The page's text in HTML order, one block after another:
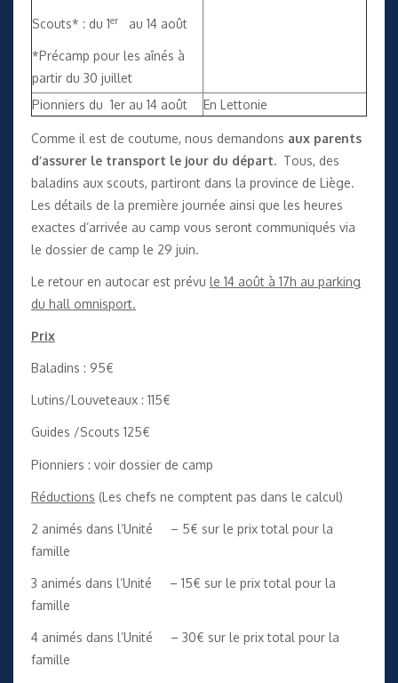
Scouts* : du 1er au 14 août
*Précamp pour les aînés à
partir du 30 juillet
Pionniers du 1er au 14 août En Lettonie
Comme il est de coutume, nous demandons aux parents
d’assurer le transport le jour du départ. Tous, des
baladins aux scouts, partiront dans la province de Liège.
Les détails de la première journée ainsi que les heures
exactes d’arrivée au camp vous seront communiqués via
le dossier de camp le 29 juin.
Le retour en autocar est prévu le 14 août à 17h au parking
du hall omnisport.
Prix
Baladins : 95€
Lutins/Louveteaux : 115€
Guides /Scouts 125€
Pionniers : voir dossier de camp
Réductions (Les chefs ne comptent pas dans le calcul)
2 animés dans l’Unité – 5€ sur le prix total pour la
famille
3 animés dans l’Unité – 15€ sur le prix total pour la
famille
4 animés dans l’Unité – 30€ sur le prix total pour la
famille